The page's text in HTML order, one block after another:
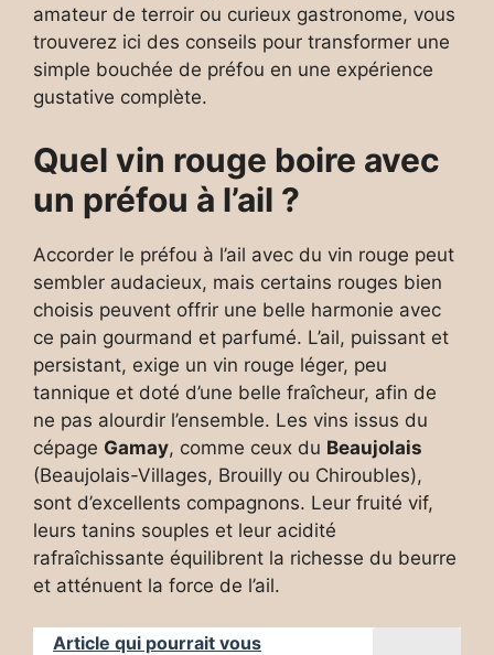
amateur de terroir ou curieux gastronome, vous
trouverez ici des conseils pour transformer une
simple bouchée de préfou en une expérience
gustative complète.
Quel vin rouge boire avec
un préfou à l’ail ?
Accorder le préfou à l’ail avec du vin rouge peut
sembler audacieux, mais certains rouges bien
choisis peuvent offrir une belle harmonie avec
ce pain gourmand et parfumé. L’ail, puissant et
persistant, exige un vin rouge léger, peu
tannique et doté d’une belle fraîcheur, afin de
ne pas alourdir l’ensemble. Les vins issus du
cépage Gamay, comme ceux du Beaujolais
(Beaujolais-Villages, Brouilly ou Chiroubles),
sont d’excellents compagnons. Leur fruité vif,
leurs tanins souples et leur acidité
rafraîchissante équilibrent la richesse du beurre
et atténuent la force de l’ail.
Article qui pourrait vous